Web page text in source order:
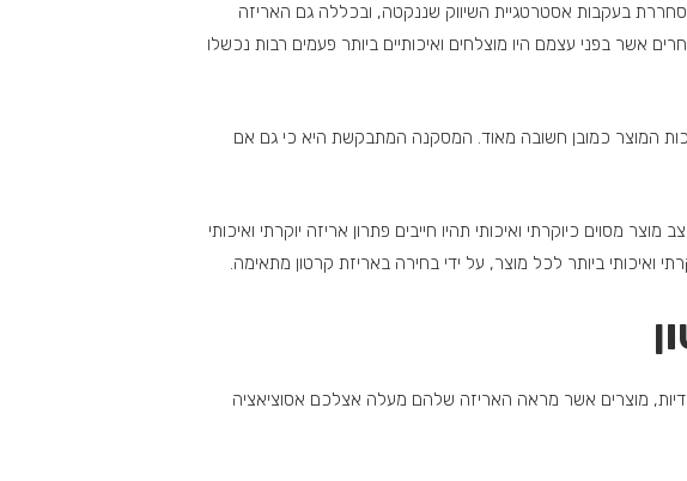
בעקבות אסטרטגיית השיווק שננקטה, ובכללה גם האריזה
אשר בפני עצמם היו מוצלחים ואיכותיים ביותר פעמים רבות נכשלו
המוצר כמובן חשובה מאוד. המסקנה המתבקשת היא כי גם אם
מסוים כיוקרתי ואיכותי תהיו חייבים פתרון אריזה יוקרתי ואיכותי
ואיכותי ביותר לכל מוצר, על ידי בחירה באריזת קרטון מתאימה.
מוצרים אשר מראה האריזה שלהם מעלה אצלכם אסוציאציה